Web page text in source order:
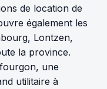
de location de
également les
Lontzen,
la province.
une
utilitaire à